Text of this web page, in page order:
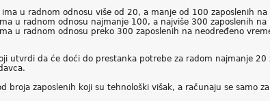
ima u radnom odnosu više od 20, a manje od 100 zaposlenih
u radnom odnosu najmanje 100, a najviše 300 zaposlenih na
u radnom odnosu preko 300 zaposlenih na neodređeno
utvrdi da će doći do prestanka potrebe za radom najmanje
broja zaposlenih koji su tehnološki višak, a računaju se samo